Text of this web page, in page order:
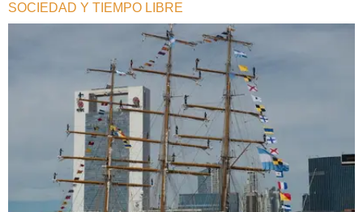
SOCIEDAD Y TIEMPO LIBRE